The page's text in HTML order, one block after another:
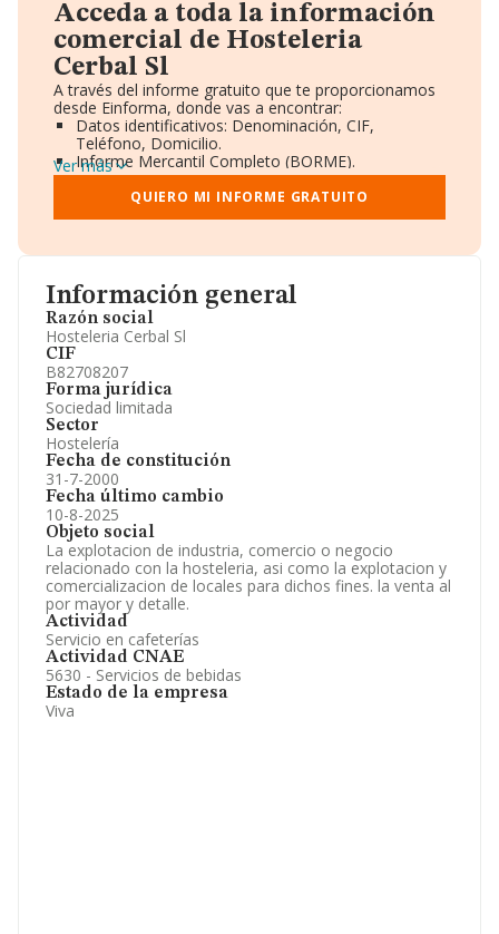
Información general
Razón social
Hosteleria Cerbal Sl
CIF
B82708207
Forma jurídica
Sociedad limitada
Sector
Hostelería
Fecha de constitución
31-7-2000
Fecha último cambio
10-8-2025
Objeto social
La explotacion de industria, comercio o negocio
relacionado con la hosteleria, asi como la explotacion y
comercializacion de locales para dichos fines. la venta al
por mayor y detalle.
Actividad
Servicio en cafeterías
Actividad CNAE
5630 - Servicios de bebidas
Estado de la empresa
Viva
Acceda a toda la información
comercial de Hosteleria
Cerbal Sl
A través del informe gratuito que te proporcionamos
desde Einforma, donde vas a encontrar:
Datos identificativos: Denominación, CIF,
Teléfono, Domicilio.
Informe Mercantil Completo (BORME).
Gráficos de Evolución Ventas y Empleados.
Consejo de Administración y Administradores.
Directivos y Ejecutivos.
Información oficial y registral complementaria.
Ver más
QUIERO MI INFORME GRATUITO